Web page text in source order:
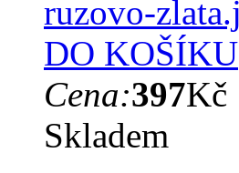
DO KOŠÍKU
Cena:397Kč
Skladem